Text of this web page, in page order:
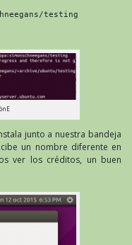
testing
junto a nuestra bandeja
un nombre diferente en
ver los créditos, un buen